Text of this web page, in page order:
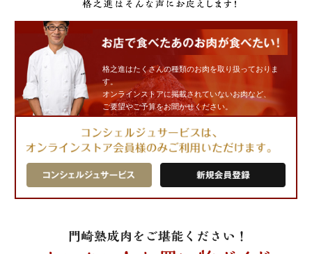
格之進はたくさんの種類のお肉を取り扱っておりま
す。
オンラインストアに掲載されていないお肉など、
ご要望やご予算をお聞かせください。